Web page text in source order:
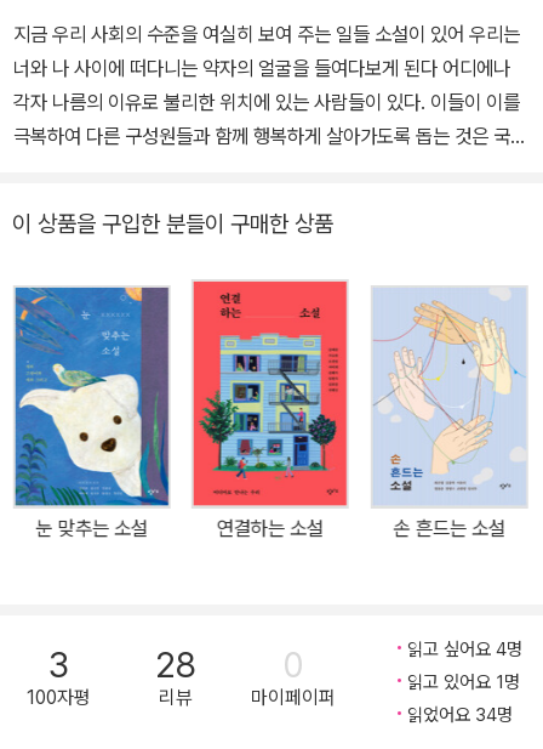
지금 우리 사회의 수준을 여실히 보여 주는 일들 소설이 있어 우리는
너와 나 사이에 떠다니는 약자의 얼굴을 들여다보게 된다 어디에나
각자 나름의 이유로 불리한 위치에 있는 사람들이 있다. 이들이 이를
극복하여 다른 구성원들과 함께 행복하게 살아가도록 돕는 것은 국가
고 있다고 진단할 수 있다. 그래서 사회적 약자가 살아가는 모습은 그
서 불길한 징후가 감지된다. 온라인을 중심으로 ‘급식충, 결정 장애,
주린이, 김치녀, 틀딱, 짱개’ 등 사회적 약자에게 상처를 입히는 혐오
표현이 넘쳐 나고, 장애인 이동권 보장을 위한 지하철 시위는 입에 담
기 힘든 욕설과 혐오 표현에 시달린다. 성적 지향을 이유로 차별하는
것을 금지하는 학생인권조례 조항을 두고 동성애, 낙태, 성전환 등을
조장한다며 조례 폐지를 주장하는 목소리도 들린다. 이슬람 사원이나
장애인 거주 시설을 지으려다 극심한 반대에 부딪히고, 난민법이 발
효된 지 10년이 넘은 지금도 대한민국의 난민 인정률은 세계 최하위
지금 우리 사회의 수준을 여실히 보여 준다. 그래도 위안이 되는 것은
있다. 위태로운 세상 속에서도 우리 소설의 수준은 결코 내려앉지 않
았다. 오늘도 소설은 낮은 곳에 웅크린 작은 존재들을 발견해 내고, 그
이 상품을 구입한 분들이 구매한 상품
눈 맞추는 소설 연결하는 소설 손 흔드는 소설
3
100자평
28
리뷰
0
마이페이퍼
읽고 싶어요 4명
읽고 있어요 1명
읽었어요 34명